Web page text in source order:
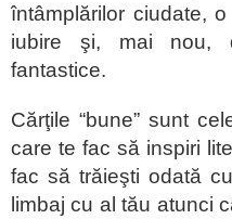
întâmplărilor ciudate,
iubire şi, mai nou,
fantastice.
Cărţile “bune” sunt
care te fac să inspiri
fac să trăieşti odată
limbaj cu al tău atunci